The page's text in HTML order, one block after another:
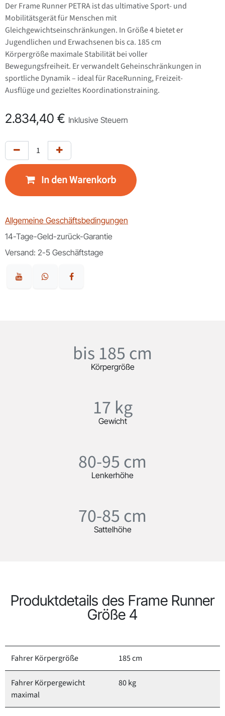
Der Frame Runner PETRA ist das ultimative Sport- und
Mobilitätsgerät für Menschen mit
Gleichgewichtseinschränkungen. In Größe 4 bietet er
Jugendlichen und Erwachsenen bis ca. 185 cm
Körpergröße maximale Stabilität bei voller
Bewegungsfreiheit. Er verwandelt Geheinschränkungen in
sportliche Dynamik – ideal für RaceRunning, Freizeit-
Ausflüge und gezieltes Koordinationstraining.
2.834,40 € Inklusive Steuern
In den Warenkorb
Allgemeine Geschäftsbedingungen
14-Tage-Geld-zurück-Garantie
Versand: 2-5 Geschäftstage
bis 185 cm
Körpergröße
17 kg
Gewicht
80-95 cm
Lenkerhöhe
70-85 cm
Sattelhöhe
Produktdetails des Frame Runner
Größe 4
Fahrer Körpergröße 185 cm
Fahrer Körpergewicht
maximal
80 kg